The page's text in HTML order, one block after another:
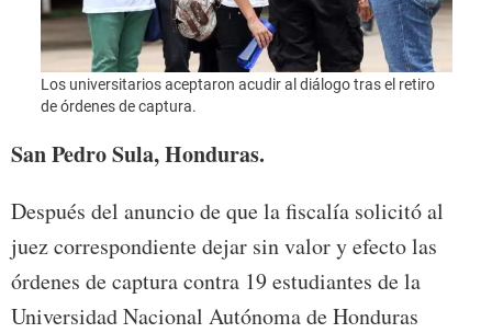
Los universitarios aceptaron acudir al diálogo tras el retiro
de órdenes de captura.
Foto:
San Pedro Sula, Honduras.
Después del anuncio de que la fiscalía solicitó al
juez correspondiente dejar sin valor y efecto las
órdenes de captura contra 19 estudiantes de la
Universidad Nacional Autónoma de Honduras